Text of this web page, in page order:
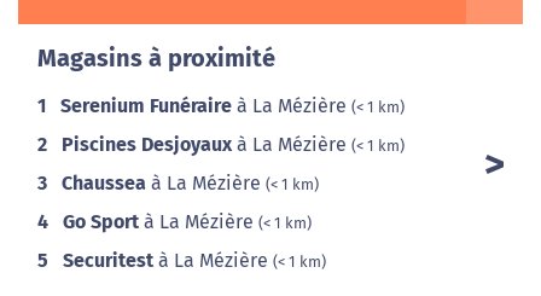
Magasins à proximité
1 Serenium Funéraire à La Mézière (< 1 km)
2 Piscines Desjoyaux à La Mézière (< 1 km)
3 Chaussea à La Mézière (< 1 km)
4 Go Sport à La Mézière (< 1 km)
5 Securitest à La Mézière (< 1 km)